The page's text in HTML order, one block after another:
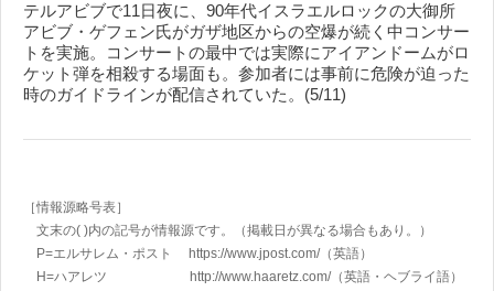
テルアビブで11日夜に、90年代イスラエルロックの大御所
アビブ・ゲフェン氏がガザ地区からの空爆が続く中コンサー
トを実施。コンサートの最中では実際にアイアンドームがロ
ケット弾を相殺する場面も。参加者には事前に危険が迫った
時のガイドラインが配信されていた。(5/11)
［情報源略号表］
文末の( )内の記号が情報源です。（掲載日が異なる場合もあり。）
P=エルサレム・ポスト https://www.jpost.com/（英語）
H=ハアレツ http://www.haaretz.com/（英語・ヘブライ語）